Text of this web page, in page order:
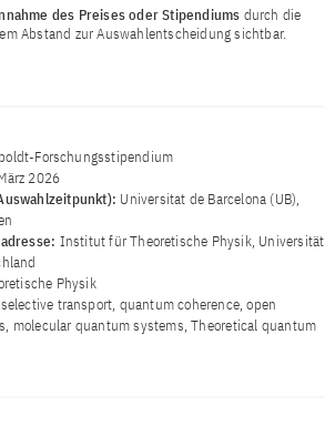
des Preises oder Stipendiums durch die
Abstand zur Auswahlentscheidung sichtbar.
Forschungsstipendium
2026
Universitat de Barcelona (UB),
Institut für Theoretische Physik, Universität
Physik
transport, quantum coherence, open
molecular quantum systems, Theoretical quantum